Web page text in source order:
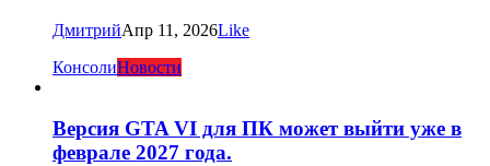
ДмитрийАпр 11, 2026Like
КонсолиНовости
Версия GTA VI для ПК может выйти уже в
феврале 2027 года.